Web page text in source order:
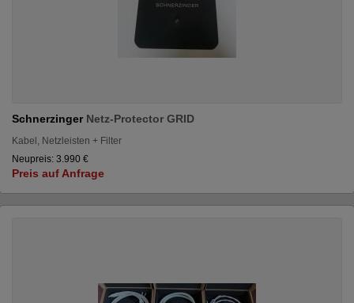
Schnerzinger Netz-Protector GRID
Kabel, Netzleisten + Filter
Neupreis: 3.990 €
Preis auf Anfrage